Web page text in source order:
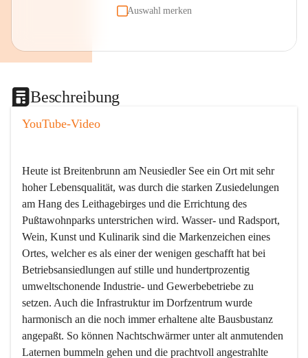
Auswahl merken
Beschreibung
YouTube-Video
Heute ist Breitenbrunn am Neusiedler See ein Ort mit sehr
hoher Lebensqualität, was durch die starken Zusiedelungen
am Hang des Leithagebirges und die Errichtung des
Pußtawohnparks unterstrichen wird. Wasser- und Radsport,
Wein, Kunst und Kulinarik sind die Markenzeichen eines
Ortes, welcher es als einer der wenigen geschafft hat bei
Betriebsansiedlungen auf stille und hundertprozentig
umweltschonende Industrie- und Gewerbebetriebe zu
setzen. Auch die Infrastruktur im Dorfzentrum wurde
harmonisch an die noch immer erhaltene alte Bausbustanz
angepaßt. So können Nachtschwärmer unter alt anmutenden
Laternen bummeln gehen und die prachtvoll angestrahlte